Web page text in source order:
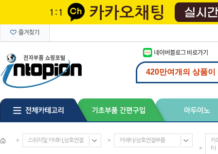
> 스위치및 커넥터,상호연결 >
커넥터/상호연결부품
>
카
터